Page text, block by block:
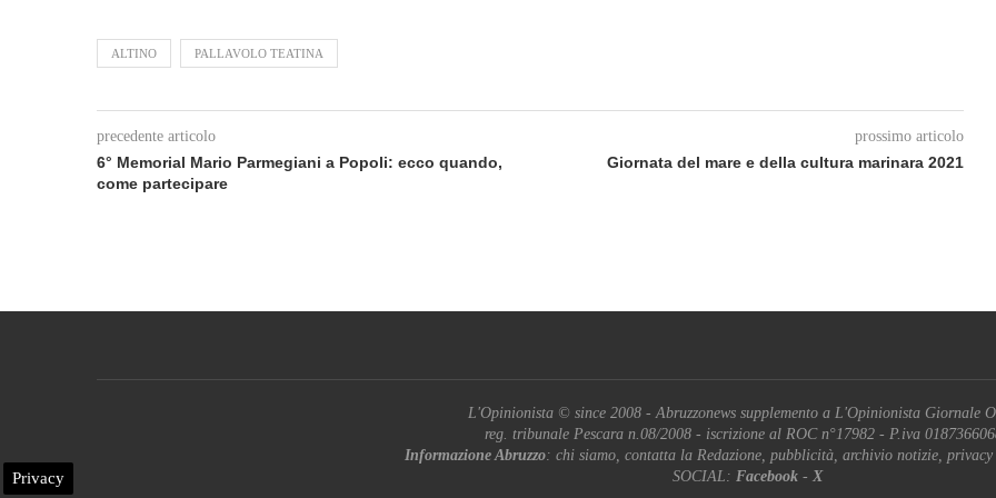
ALTINO PALLAVOLO TEATINA
precedente articolo
6° Memorial Mario Parmegiani a Popoli: ecco quando,
come partecipare
prossimo articolo
Giornata del mare e della cultura marinara 2021
L'Opinionista © since 2008 - Abruzzonews supplemento a L'Opinionista Giornale
reg. tribunale Pescara n.08/2008 - iscrizione al ROC n°17982 - P.iva
Informazione Abruzzo: chi siamo, contatta la Redazione, pubblicità, archivio notizie, privacy
SOCIAL: Facebook- X
Privacy